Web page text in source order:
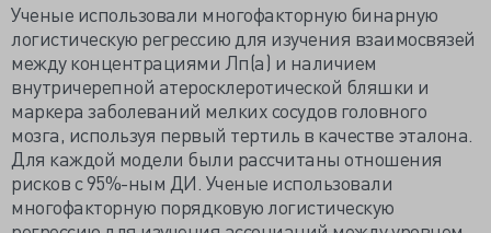
Ученые использовали многофакторную бинарную
логистическую регрессию для изучения взаимосвязей
между концентрациями Лп(а) и наличием
внутричерепной атеросклеротической бляшки и
маркера заболеваний мелких сосудов головного
мозга, используя первый тертиль в качестве эталона.
Для каждой модели были рассчитаны отношения
рисков с 95%-ным ДИ. Ученые использовали
многофакторную порядковую логистическую